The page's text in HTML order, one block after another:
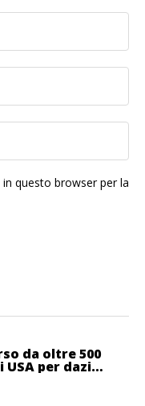
questo browser per la
da oltre 500
per dazi